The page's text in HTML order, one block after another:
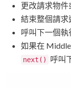
更改請求物件
結束整個請求
呼叫下一個執
如果在
next() 呼叫